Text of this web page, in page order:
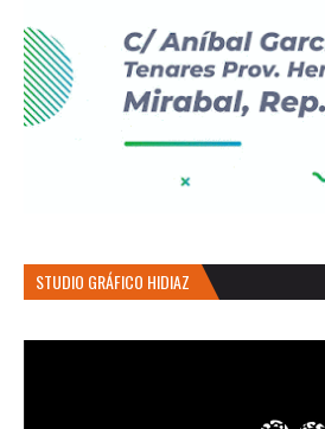
STUDIO GRÁFICO HIDIAZ